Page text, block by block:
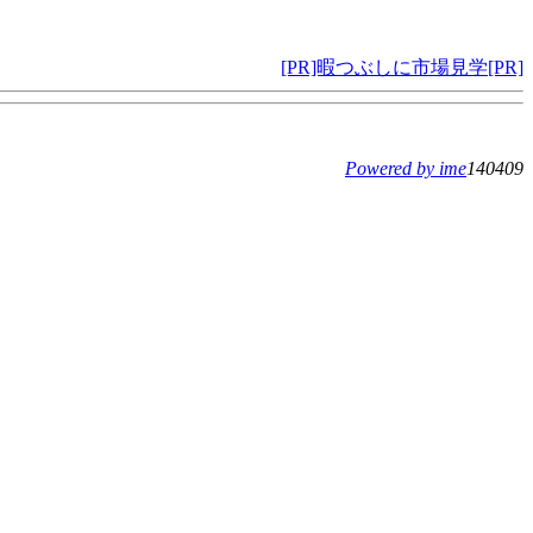
[PR]暇つぶしに市場見学[PR]
Powered by ime140409